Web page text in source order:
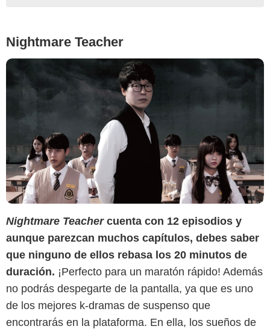
Nightmare Teacher
Nightmare Teachercuenta con 12 episodios y
aunque parezcan muchos capítulos, debes saber
que ninguno de ellos rebasa los 20 minutos de
duración. ¡Perfecto para un maratón rápido! Además
no podrás despegarte de la pantalla, ya que es uno
de los mejores k-dramas de suspenso que
encontrarás en la plataforma. En ella, los sueños de